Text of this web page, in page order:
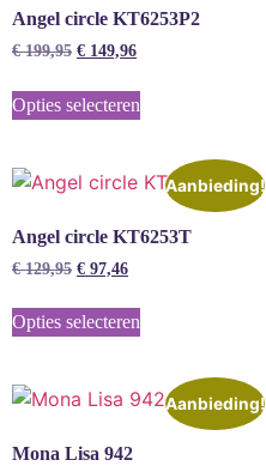
Angel circle KT6253P2
€199,95 € 149,96
Opties selecteren
Aanbieding!
Angel circle KT6253T
€129,95 € 97,46
Opties selecteren
Aanbieding!
Mona Lisa 942